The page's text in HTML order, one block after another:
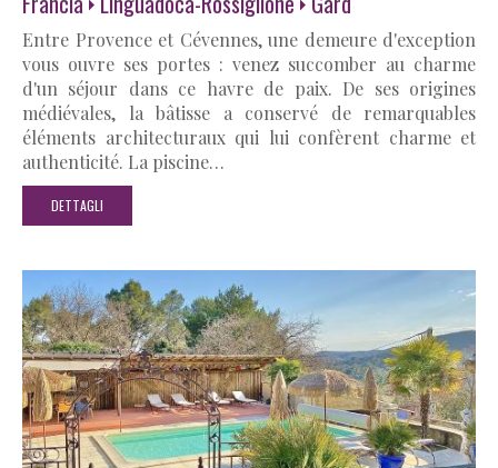
Entre Provence et Cévennes, une demeure d'exception
vous ouvre ses portes : venez succomber au charme
d'un séjour dans ce havre de paix. De ses origines
médiévales, la bâtisse a conservé de remarquables
éléments architecturaux qui lui confèrent charme et
authenticité. La piscine…
DETTAGLI